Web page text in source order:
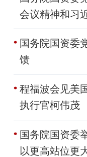
会议精神和习
国务院国资委
馈
程福波会见美
执行官柯伟茂
国务院国资委
以更高站位更